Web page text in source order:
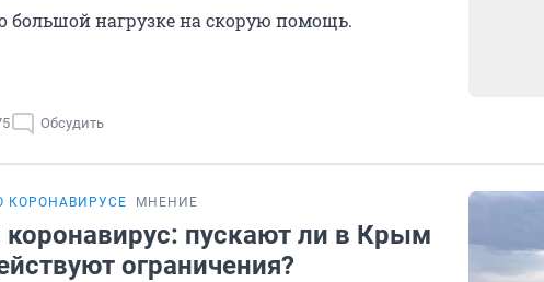
большой нагрузке на скорую помощь.
Обсудить
КОРОНАВИРУСЕ МНЕНИЕ
пускают ли в Крым
ограничения?